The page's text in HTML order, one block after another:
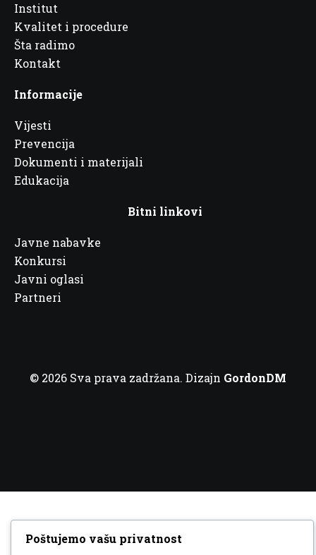
Institut
Kvalitet i procedure
Šta radimo
Kontakt
Informacije
Vijesti
Prevencija
Dokumenti i materijali
Edukacija
Bitni linkovi
Javne nabavke
Konkursi
Javni oglasi
Partneri
© 2026 Sva prava zadržana. Dizajn GordonDM
Poštujemo vašu privatnost